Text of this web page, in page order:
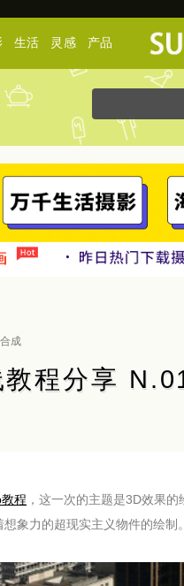
生活 灵感 产品
成
程分享
程 ，这一次的主题是3D效果
象力的超现实主义物件的绘制